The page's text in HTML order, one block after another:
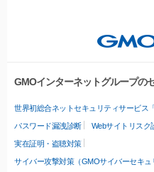
GMOインターネットグループの
世界初総合ネットセキュリティサービス
パスワード漏洩診断 Webサイトリスク
実在証明・盗聴対策
サイバー攻撃対策（GMOサイバーセキュ